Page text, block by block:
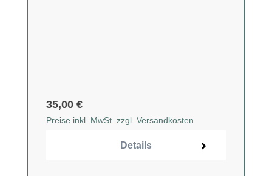
35,00 €
Preise inkl. MwSt. zzgl. Versandkosten
Details